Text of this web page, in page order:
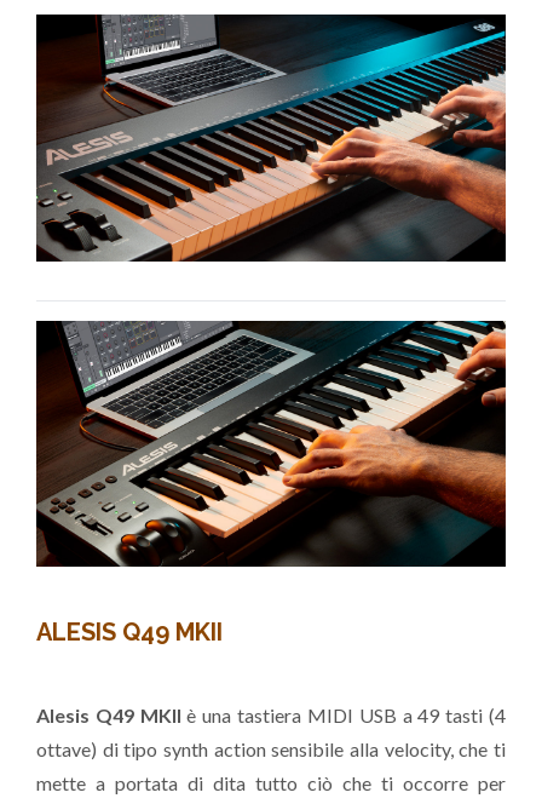
ALESIS Q49 MKII
Alesis Q49 MKII è una tastiera MIDI USB a 49 tasti (4
ottave) di tipo synth action sensibile alla velocity, che ti
mette a portata di dita tutto ciò che ti occorre per